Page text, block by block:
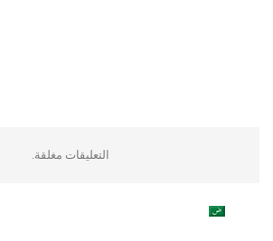
التعليقات مغلقة.